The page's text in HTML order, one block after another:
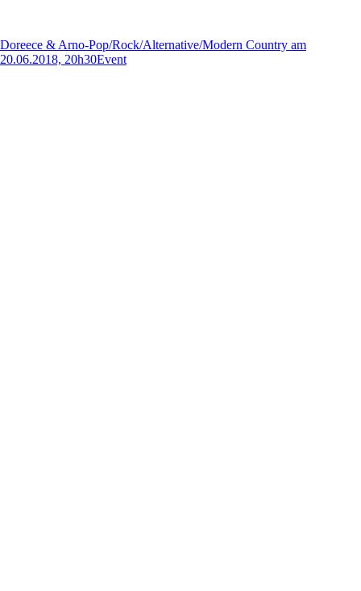
Doreece & Arno-Pop/Rock/Alternative/Modern Country am
20.06.2018, 20h30Event